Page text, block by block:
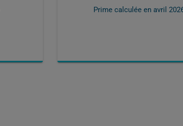
Prime calculée en avril